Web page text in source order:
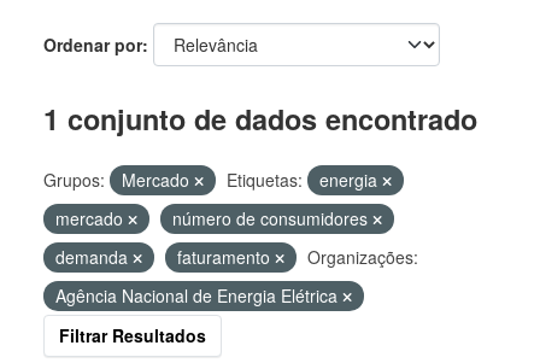
Ordenar por
1 conjunto de dados encontrado
Grupos: Mercado Etiquetas:
energia
mercado
número de consumidores
demanda
faturamento
Organizações:
Agência Nacional de Energia Elétrica
Filtrar Resultados